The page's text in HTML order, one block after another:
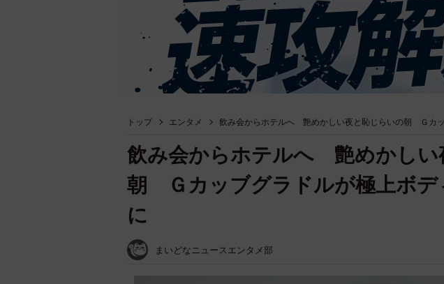
トップ エンタメ 飲み会からホテルへ 艶めかしい夜と恥じらいの朝 Ｇカ
飲み会からホテルへ 艶めかしい
朝 Ｇカッブグラドルが極上ボデ
に
まいどなニュースエンタメ部